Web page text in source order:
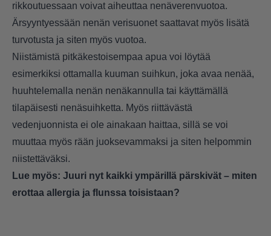
rikkoutuessaan voivat aiheuttaa nenäverenvuotoa.
Ärsyyntyessään nenän verisuonet saattavat myös lisätä
turvotusta ja siten myös vuotoa.
Niistämistä pitkäkestoisempaa apua voi löytää
esimerkiksi ottamalla kuuman suihkun, joka avaa nenää,
huuhtelemalla nenän nenäkannulla tai käyttämällä
tilapäisesti nenäsuihketta. Myös riittävästä
vedenjuonnista ei ole ainakaan haittaa, sillä se voi
muuttaa myös rään juoksevammaksi ja siten helpommin
niistettäväksi.
Lue myös: Juuri nyt kaikki ympärillä pärskivät – miten
erottaa allergia ja flunssa toisistaan?